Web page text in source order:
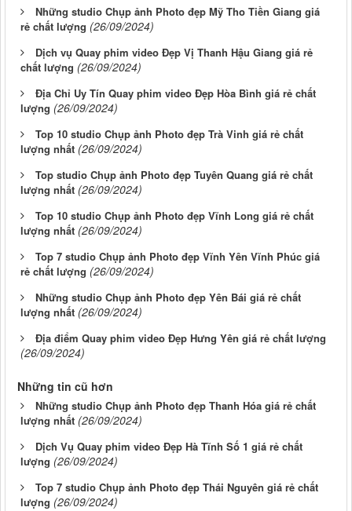
Những studio Chụp ảnh Photo đẹp Mỹ Tho Tiền Giang giá
rẻ chất lượng (26/09/2024)
Dịch vụ Quay phim video Đẹp Vị Thanh Hậu Giang giá rẻ
chất lượng (26/09/2024)
Địa Chỉ Uy Tín Quay phim video Đẹp Hòa Bình giá rẻ chất
lượng (26/09/2024)
Top 10 studio Chụp ảnh Photo đẹp Trà Vinh giá rẻ chất
lượng nhất (26/09/2024)
Top studio Chụp ảnh Photo đẹp Tuyên Quang giá rẻ chất
lượng nhất (26/09/2024)
Top 10 studio Chụp ảnh Photo đẹp Vĩnh Long giá rẻ chất
lượng nhất (26/09/2024)
Top 7 studio Chụp ảnh Photo đẹp Vĩnh Yên Vĩnh Phúc giá
rẻ chất lượng (26/09/2024)
Những studio Chụp ảnh Photo đẹp Yên Bái giá rẻ chất
lượng nhất (26/09/2024)
Địa điểm Quay phim video Đẹp Hưng Yên giá rẻ chất lượng
(26/09/2024)
Những tin cũ hơn
Những studio Chụp ảnh Photo đẹp Thanh Hóa giá rẻ chất
lượng nhất (26/09/2024)
Dịch Vụ Quay phim video Đẹp Hà Tĩnh Số 1 giá rẻ chất
lượng (26/09/2024)
Top 7 studio Chụp ảnh Photo đẹp Thái Nguyên giá rẻ chất
lượng (26/09/2024)